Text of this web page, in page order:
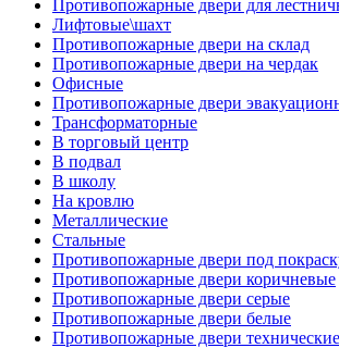
Противопожарные двери для
Лифтовые\шахт
Противопожарные двери на склад
Противопожарные двери на чердак
Офисные
Противопожарные двери
Трансформаторные
В торговый центр
В подвал
В школу
На кровлю
Металлические
Стальные
Противопожарные двери под
Противопожарные двери коричневые
Противопожарные двери серые
Противопожарные двери белые
Противопожарные двери технические